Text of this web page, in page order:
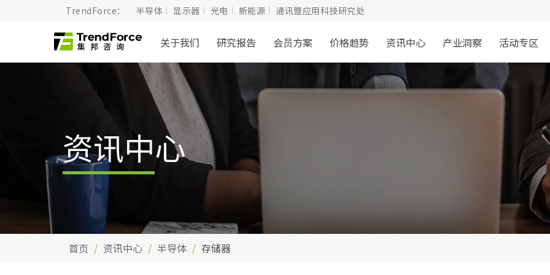
TrendForce： 半导体 显示器 光电 新能源 通讯暨应用科技研究处
关于我们 研究报告 会员方案 价格趋势 资讯中心 产业洞察 活动专区
资讯中心
首页 资讯中心 半导体 存储器